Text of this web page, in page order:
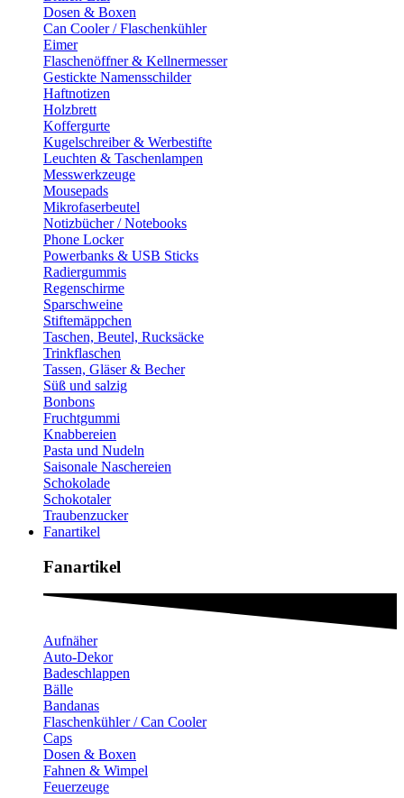
Dosen & Boxen
Can Cooler / Flaschenkühler
Eimer
Flaschenöffner & Kellnermesser
Gestickte Namensschilder
Haftnotizen
Holzbrett
Koffergurte
Kugelschreiber & Werbestifte
Leuchten & Taschenlampen
Messwerkzeuge
Mousepads
Mikrofaserbeutel
Notizbücher / Notebooks
Phone Locker
Powerbanks & USB Sticks
Radiergummis
Regenschirme
Sparschweine
Stiftemäppchen
Taschen, Beutel, Rucksäcke
Trinkflaschen
Tassen, Gläser & Becher
Süß und salzig
Bonbons
Fruchtgummi
Knabbereien
Pasta und Nudeln
Saisonale Naschereien
Schokolade
Schokotaler
Traubenzucker
Fanartikel
Fanartikel​
Aufnäher
Auto-Dekor
Badeschlappen
Bälle
Bandanas
Flaschenkühler / Can Cooler
Caps
Dosen & Boxen
Fahnen & Wimpel
Feuerzeuge